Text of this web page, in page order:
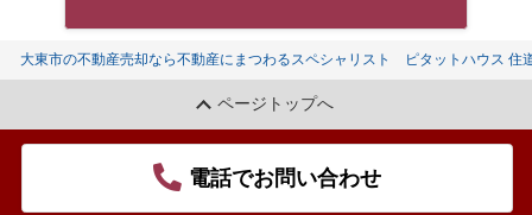
大東市の不動産売却なら不動産にまつわるスペシャリスト ピタットハウス 住
ページトップへ
電話でお問い合わせ